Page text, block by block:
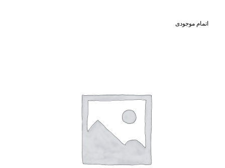
اتمام موجودی